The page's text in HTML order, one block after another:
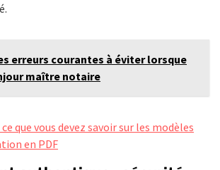
erreurs courantes à éviter lorsque
maître notaire
que vous devez savoir sur les modèles
en PDF